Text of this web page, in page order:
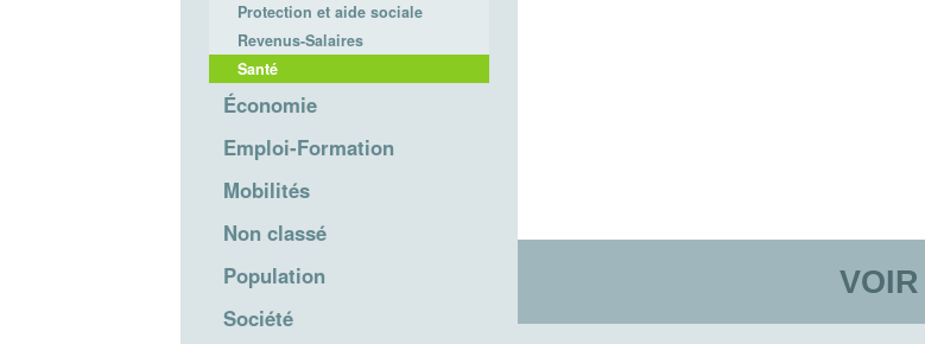
Protection et aide sociale
Revenus-Salaires
Santé
Économie
Emploi-Formation
Mobilités
Non classé
Population
Société